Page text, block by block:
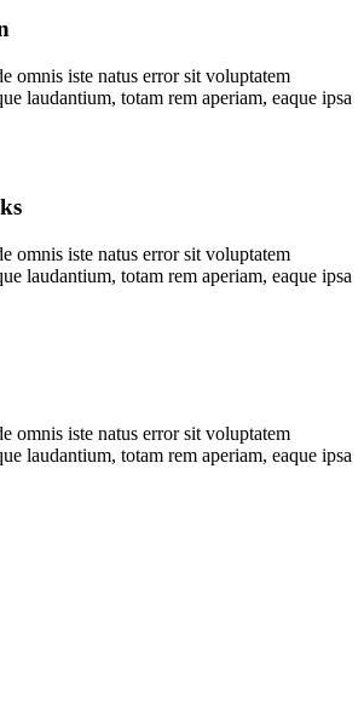
omnis iste natus error sit voluptatem
laudantium, totam rem aperiam, eaque ipsa
omnis iste natus error sit voluptatem
laudantium, totam rem aperiam, eaque ipsa
omnis iste natus error sit voluptatem
laudantium, totam rem aperiam, eaque ipsa